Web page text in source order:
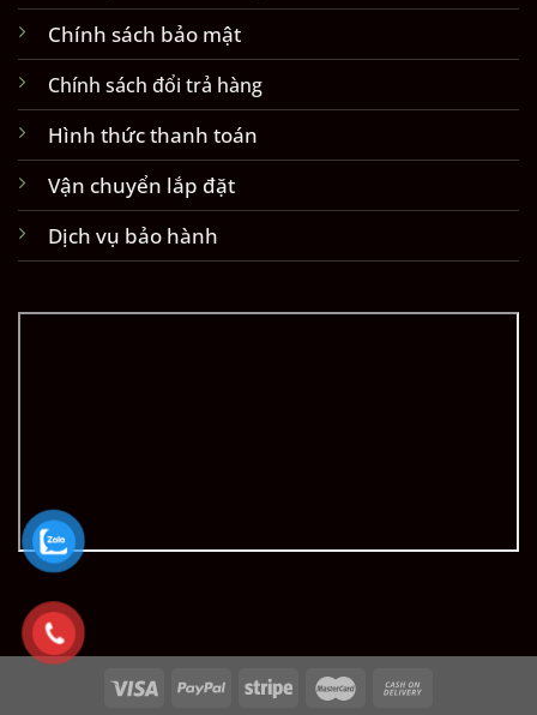
Chính sách bảo mật
Chính sách đổi trả hàng
Hình thức thanh toán
Vận chuyển lắp đặt
Dịch vụ bảo hành